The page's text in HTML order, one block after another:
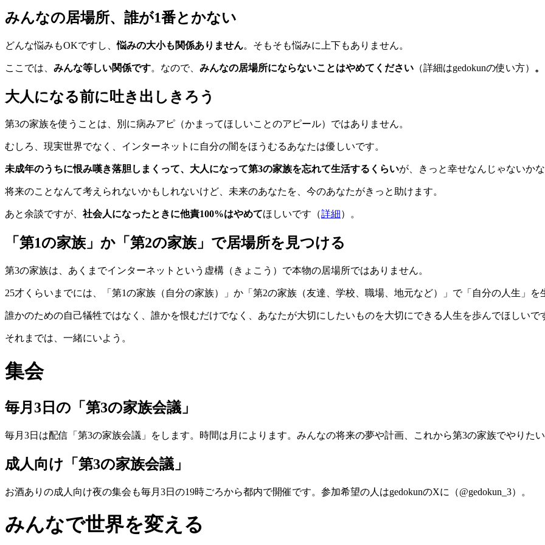
みんなの居場所、誰が1番とかない
どんな悩みもOKですし、悩みの大小も関係ありません。そもそも悩みに上下もありません。
ここでは、 みんな等しい関係です。なので、 みんなの居場所にならないことはやめてください （詳細はgedokunの使い方） 。
大人になる前に吐き出しきろう
第3の家族を使うことは、別に病みアピ（かまってほしいことのアピール）ではありません。
むしろ、現実世界でなく、インターネットに自分の闇をほうむるあなたは優しいです。
未成年のうちに恨み嘆き落胆しまくって、大人になって第3の家族を忘れて生活するくらいが、きっと幸せなんじゃないかな
将来のことなんて考えられないかもしれないけど、未来のあなたを、今のあなたがきっと助けます。
あと余談ですが、 社会人になったときに他責100%はやめてほしいです（詳細）。
「第1の家族」か「第2の家族」で居場所を見つける
第3の家族は、あくまでインターネットという虚構（きょこう）で本物の居場所ではありません。
25才くらいまでには、「第1の家族（自分の家族）」か「第2の家族（友達、学校、職場、地元など）」で「自分の人生」を
誰かのための自己犠牲ではなく、誰かを恨むだけでなく、あなたが大切にしたいものを大切にできる人生を歩んでほしいで
それまでは、一緒にいよう。
集会
毎月3日の「第3の家族会議」
毎月3日は配信「第3の家族会議」をします。時間は月によります。みんなの将来の夢や計画、これから第3の家族でやりたい
成人向け「第3の家族会議」
お酒ありの成人向け夜の集会も毎月3日の19時ごろから都内で開催です。参加希望の人はgedokunのXに（@gedokun_3）。
みんなで世界を変える